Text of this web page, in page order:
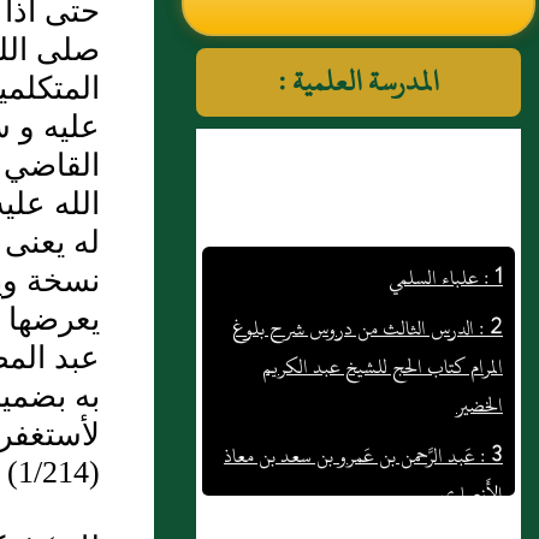
النووي رحمهم الله تعالى
المدرسة العلمية :
2 : الدرس الثالث من دروس شرح بلوغ
المرام كتاب الحج للشيخ عبد الكريم
الخضير
3 : عَبد الرَّحمن بن عَمرو بن سعد بن معاذ
الأَنصاري
4 : باب تأكيد ركعتي سنة الصبح 1100 -
حتى
صلى
عليه و
الله
له
نسخة
يعرضها
عبد
به
(1/214)